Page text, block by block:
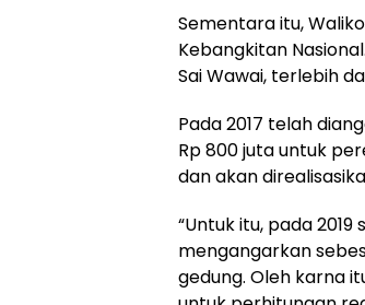
Sementara itu,
Kebangkitan
Sai Wawai, terlebih
Pada 2017 telah
Rp 800 juta untuk
dan akan
“Untuk itu, pada
mengangarkan
gedung. Oleh karna